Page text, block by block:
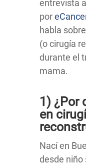
entrevista
por
habla
(o cirugía
durante el
mama.
1) ¿Por
en
Nací en
desde niño